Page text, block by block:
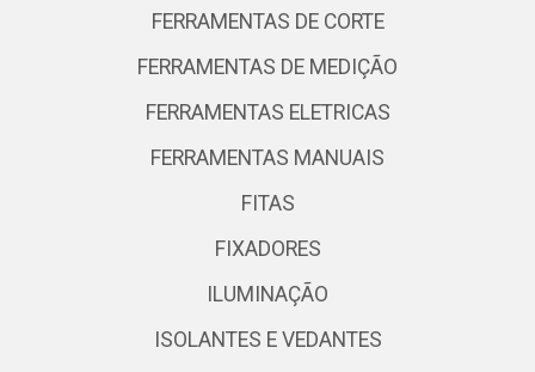
FERRAMENTAS DE CORTE
FERRAMENTAS DE MEDIÇÃO
FERRAMENTAS ELETRICAS
FERRAMENTAS MANUAIS
FITAS
FIXADORES
ILUMINAÇÃO
ISOLANTES E VEDANTES